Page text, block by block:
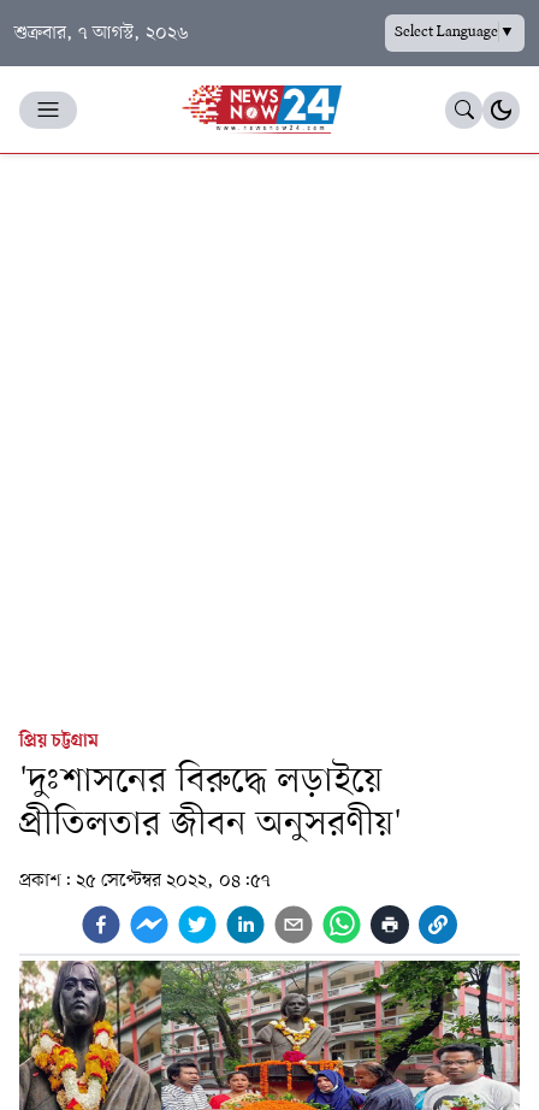
শুক্রবার, ৭ আগস্ট, ২০২৬ Select Language▼
প্রিয় চট্টগ্রাম
'দুঃশাসনের বিরুদ্ধে লড়াইয়ে
প্রীতিলতার জীবন অনুসরণীয়'
প্রকাশ: ২৫ সেপ্টেম্বর ২০২২, ০৪:৫৭